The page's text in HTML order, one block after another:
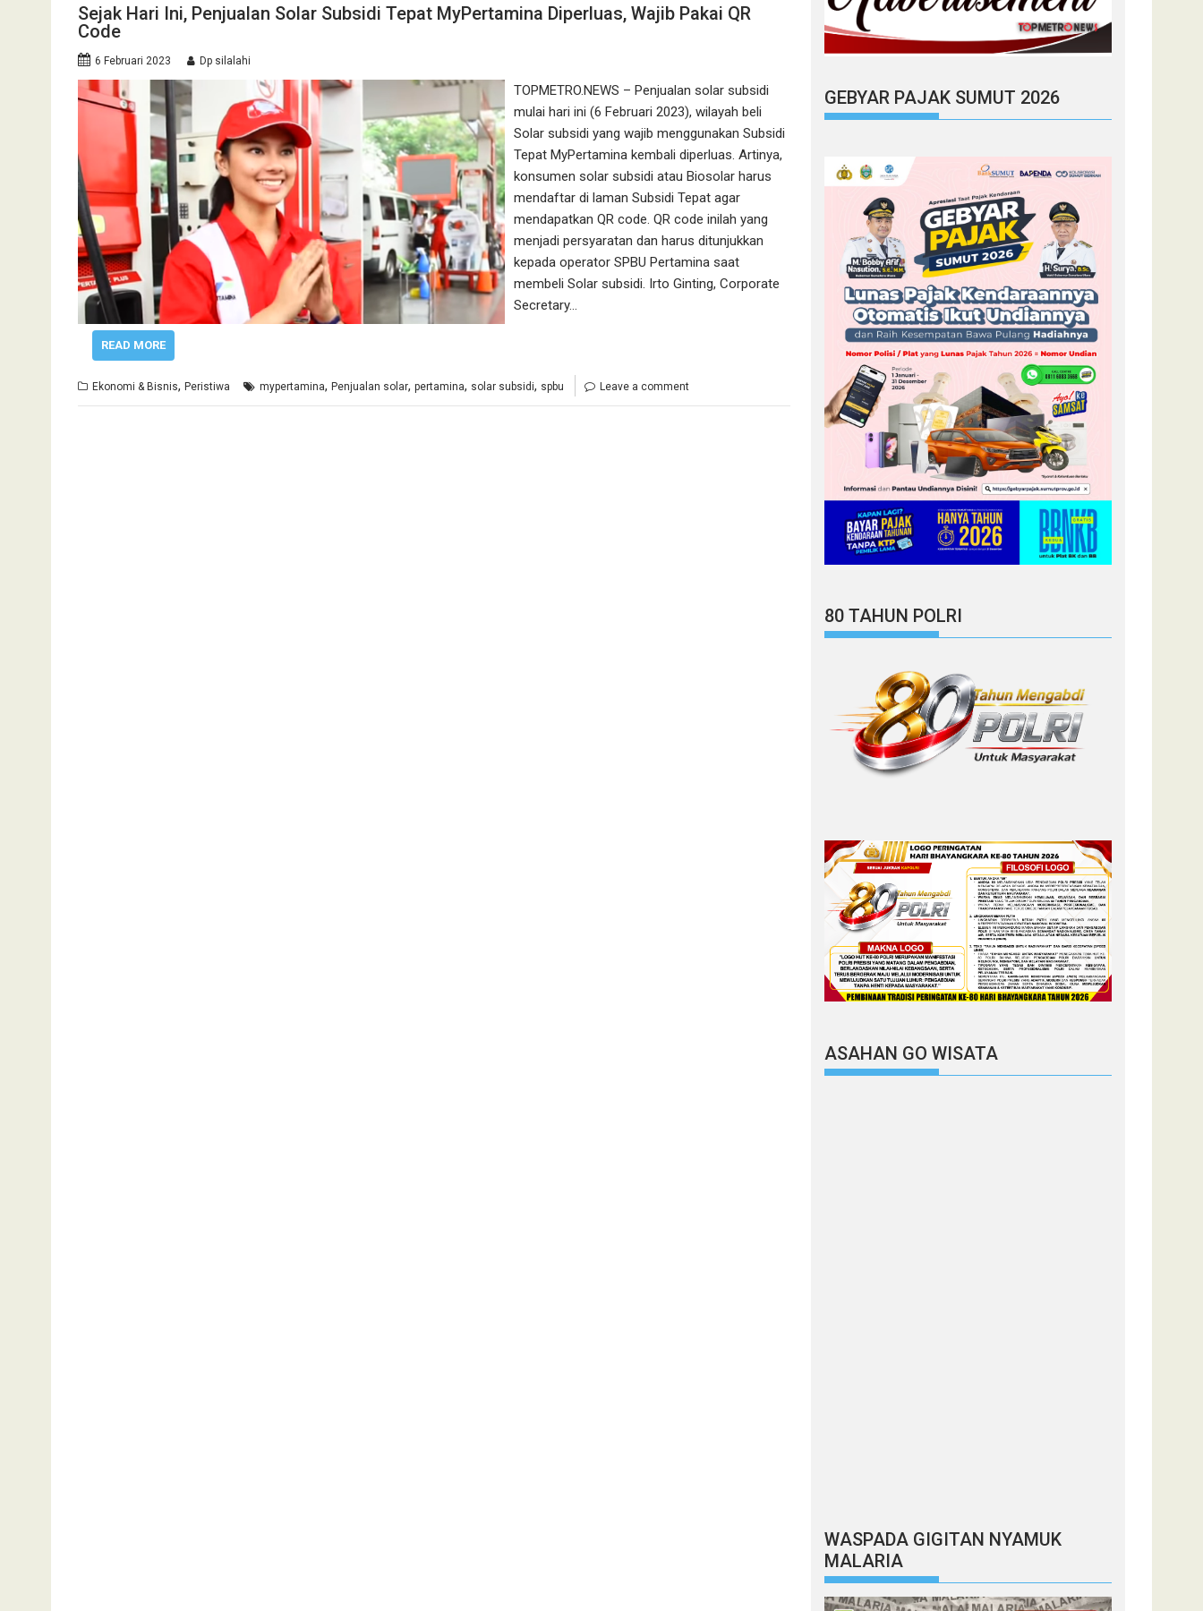
Sejak Hari Ini, Penjualan Solar Subsidi Tepat MyPertamina Diperluas, Wajib Pakai QR
Code
6 Februari 2023 Dp silalahi
TOPMETRO.NEWS – Penjualan solar subsidi
mulai hari ini (6 Februari 2023), wilayah beli
Solar subsidi yang wajib menggunakan Subsidi
Tepat MyPertamina kembali diperluas. Artinya,
konsumen solar subsidi atau Biosolar harus
mendaftar di laman Subsidi Tepat agar
mendapatkan QR code. QR code inilah yang
menjadi persyaratan dan harus ditunjukkan
kepada operator SPBU Pertamina saat
membeli Solar subsidi. Irto Ginting, Corporate
Secretary…
READ MORE
Ekonomi & Bisnis, Peristiwa mypertamina, Penjualan solar, pertamina, solar subsidi, spbu Leave a comment
GEBYAR PAJAK SUMUT 2026
80 TAHUN POLRI
ASAHAN GO WISATA
WASPADA GIGITAN NYAMUK
MALARIA